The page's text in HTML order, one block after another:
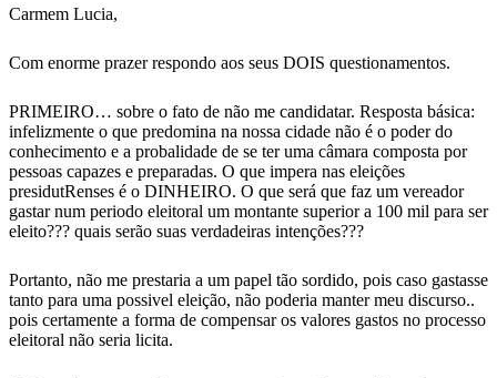
Carmem Lucia,
Com enorme prazer respondo aos seus DOIS questionamentos.
PRIMEIRO… sobre o fato de não me candidatar. Resposta básica:
infelizmente o que predomina na nossa cidade não é o poder do
conhecimento e a probalidade de se ter uma câmara composta por
pessoas capazes e preparadas. O que impera nas eleições
presidutRenses é o DINHEIRO. O que será que faz um vereador
gastar num periodo eleitoral um montante superior a 100 mil para ser
eleito??? quais serão suas verdadeiras intenções???
Portanto, não me prestaria a um papel tão sordido, pois caso gastasse
tanto para uma possivel eleição, não poderia manter meu discurso..
pois certamente a forma de compensar os valores gastos no processo
eleitoral não seria licita.